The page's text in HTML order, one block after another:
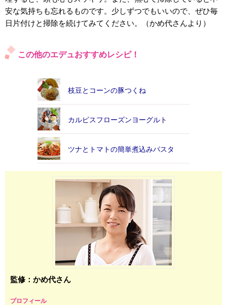
安な気持ちも忘れるものです。少しずつでもいいので、ぜひ毎
日片付けと掃除を続けてみてください。（かめ代さんより）
この他のエデュおすすめレシピ！
枝豆とコーンの豚つくね
カルピスフローズンヨーグルト
ツナとトマトの簡単煮込みパスタ
監修：かめ代さん
プロフィール